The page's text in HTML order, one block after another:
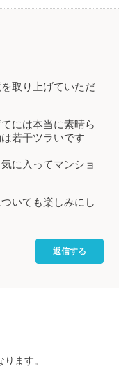
取り上げていただ
には本当に素晴ら
若干ツラいです
に入ってマンショ
いても楽しみにし
返信する
ます。